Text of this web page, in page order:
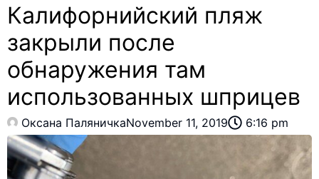
Калифорнийский пляж
закрыли после
обнаружения там
использованных шприцев
Оксана ПаляничкаNovember 11, 2019 6:16 pm